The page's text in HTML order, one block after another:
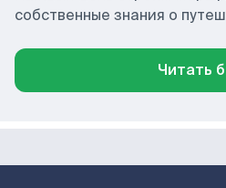
собственные знания о
Читать